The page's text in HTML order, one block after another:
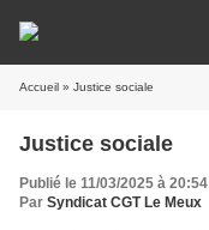
Accueil » Justice sociale
Justice sociale
Publié le 11/03/2025 à 20:54
Par Syndicat CGT Le Meux